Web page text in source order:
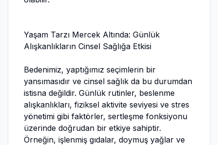
Yaşam Tarzı Mercek Altında: Günlük
Alışkanlıkların Cinsel Sağlığa Etkisi
Bedenimiz, yaptığımız seçimlerin bir
yansımasıdır ve cinsel sağlık da bu durumdan
istisna değildir. Günlük rutinler, beslenme
alışkanlıkları, fiziksel aktivite seviyesi ve stres
yönetimi gibi faktörler, sertleşme fonksiyonu
üzerinde doğrudan bir etkiye sahiptir.
Örneğin, işlenmiş gıdalar, doymuş yağlar ve